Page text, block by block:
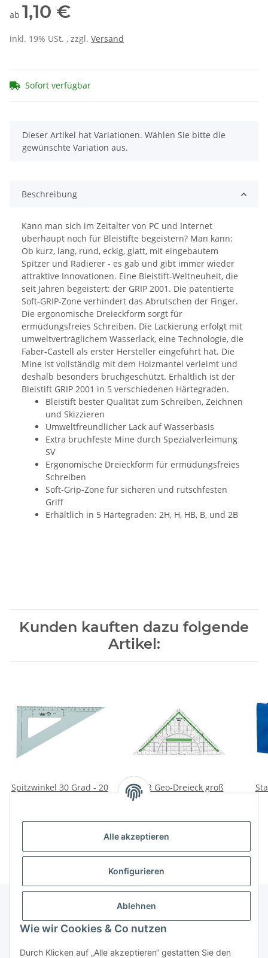
Alle akzeptieren
Konfigurieren
Ablehnen
Wie wir Cookies & Co nutzen
Durch Klicken auf „Alle akzeptieren“ gestatten Sie den
ab 1,10 €
inkl. 19% USt. , zzgl. Versand
Sofort verfügbar
x
Dieser Artikel hat Variationen. Wählen Sie bitte die
gewünschte Variation aus.
Beschreibung
Kann man sich im Zeitalter von PC und Internet
überhaupt noch für Bleistifte begeistern? Man kann:
Ob kurz, lang, rund, eckig, glatt, mit eingebautem
Spitzer und Radierer - es gab und gibt immer wieder
attraktive Innovationen. Eine Bleistift-Weltneuheit, die
seit Jahren begeistert: der GRIP 2001. Die patentierte
Soft-GRIP-Zone verhindert das Abrutschen der Finger.
Die ergonomische Dreieckform sorgt für
ermüdungsfreies Schreiben. Die Lackierung erfolgt mit
umweltverträglichem Wasserlack, eine Technologie, die
Faber-Castell als erster Hersteller eingeführt hat. Die
Mine ist vollständig mit dem Holzmantel verleimt und
deshalb besonders bruchgeschützt. Erhältlich ist der
Bleistift GRIP 2001 in 5 verschiedenen Härtegraden.
Bleistift bester Qualität zum Schreiben, Zeichnen
und Skizzieren
Umweltfreundlicher Lack auf Wasserbasis
Extra bruchfeste Mine durch Spezialverleimung
SV
Ergonomische Dreieckform für ermüdungsfreies
Schreiben
Soft-Grip-Zone für sicheren und rutschfesten
Griff
Erhältlich in 5 Härtegraden: 2H, H, HB, B, und 2B
Kunden kauften dazu folgende
Artikel:
Spitzwinkel 30 Grad - 20
M+R Geo-Dreieck groß
Informationen